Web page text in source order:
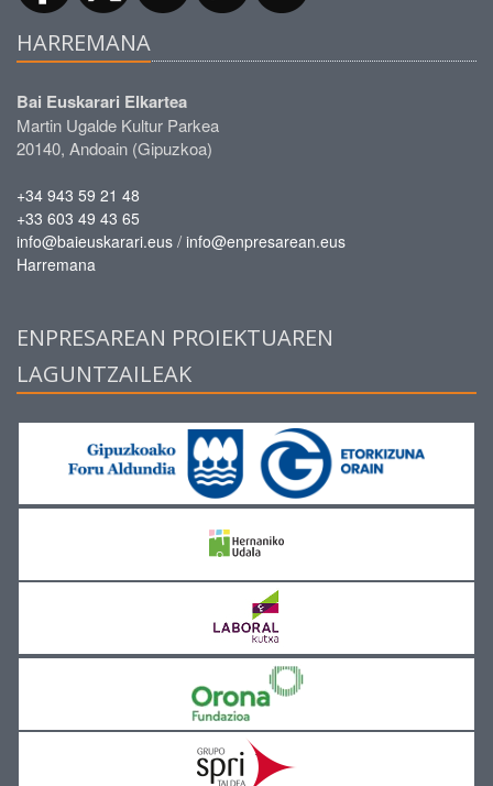
HARREMANA
Bai Euskarari Elkartea
Martin Ugalde Kultur Parkea
20140, Andoain (Gipuzkoa)
+34 943 59 21 48
+33 603 49 43 65
info@baieuskarari.eus / info@enpresarean.eus
Harremana
ENPRESAREAN PROIEKTUAREN
LAGUNTZAILEAK